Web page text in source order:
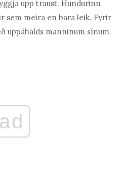
upp traust. Hundurinn
sem meira en bara leik. Fyrir
uppáhalds manninum sínum.
ad